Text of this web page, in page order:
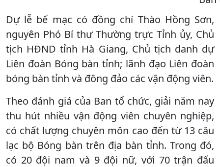
Dự lễ bế mạc có đồng chí Thào Hồng Sơn,
nguyên Phó Bí thư Thường trực Tỉnh ủy, Chủ
tịch HĐND tỉnh Hà Giang, Chủ tịch danh dự
Liên đoàn Bóng bàn tỉnh; lãnh đạo Liên đoàn
bóng bàn tỉnh và đông đảo các vận động viên.
Theo đánh giá của Ban tổ chức, giải năm nay
thu hút nhiều vận động viên chuyên nghiệp,
có chất lượng chuyên môn cao đến từ 13 câu
lạc bộ Bóng bàn trên địa bàn tỉnh. Trong đó,
có 20 đội nam và 9 đội nữ, với 70 trận đấu